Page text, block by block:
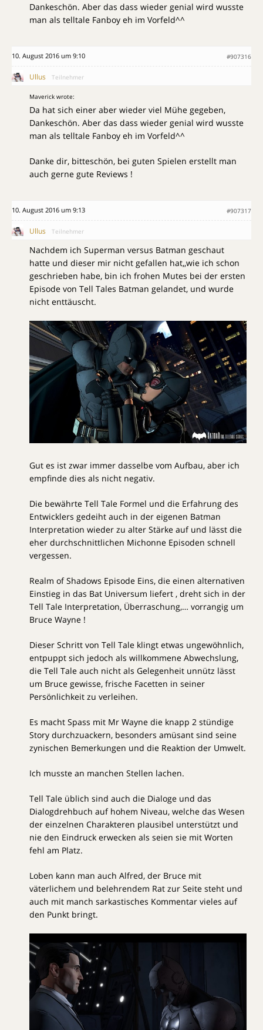
Dankeschön. Aber das dass wieder genial wird wusste
man als telltale Fanboy eh im Vorfeld^^
10. August 2016 um 9:10 #907316
Ullus Teilnehmer
Maverick wrote:
Da hat sich einer aber wieder viel Mühe gegeben,
Dankeschön. Aber das dass wieder genial wird wusste
man als telltale Fanboy eh im Vorfeld^^
Danke dir, bitteschön, bei guten Spielen erstellt man
auch gerne gute Reviews !
10. August 2016 um 9:13 #907317
Ullus Teilnehmer
Nachdem ich Superman versus Batman geschaut
hatte und dieser mir nicht gefallen hat,,wie ich schon
geschrieben habe, bin ich frohen Mutes bei der ersten
Episode von Tell Tales Batman gelandet, und wurde
nicht enttäuscht.
Gut es ist zwar immer dasselbe vom Aufbau, aber ich
empfinde dies als nicht negativ.
Die bewährte Tell Tale Formel und die Erfahrung des
Entwicklers gedeiht auch in der eigenen Batman
Interpretation wieder zu alter Stärke auf und lässt die
eher durchschnittlichen Michonne Episoden schnell
vergessen.
Realm of Shadows Episode Eins, die einen alternativen
Einstieg in das Bat Universum liefert , dreht sich in der
Tell Tale Interpretation, Überraschung,… vorrangig um
Bruce Wayne !
Dieser Schritt von Tell Tale klingt etwas ungewöhnlich,
entpuppt sich jedoch als willkommene Abwechslung,
die Tell Tale auch nicht als Gelegenheit unnütz lässt
um Bruce gewisse, frische Facetten in seiner
Persönlichkeit zu verleihen.
Es macht Spass mit Mr Wayne die knapp 2 stündige
Story durchzuackern, besonders amüsant sind seine
zynischen Bemerkungen und die Reaktion der Umwelt.
Ich musste an manchen Stellen lachen.
Tell Tale üblich sind auch die Dialoge und das
Dialogdrehbuch auf hohem Niveau, welche das Wesen
der einzelnen Charakteren plausibel unterstützt und
nie den Eindruck erwecken als seien sie mit Worten
fehl am Platz.
Loben kann man auch Alfred, der Bruce mit
väterlichem und belehrendem Rat zur Seite steht und
auch mit manch sarkastisches Kommentar vieles auf
den Punkt bringt.